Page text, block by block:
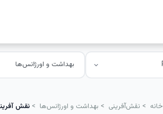
خانه نقش‌آفرینی بهداشت و اورژانس‌ها نقش‌